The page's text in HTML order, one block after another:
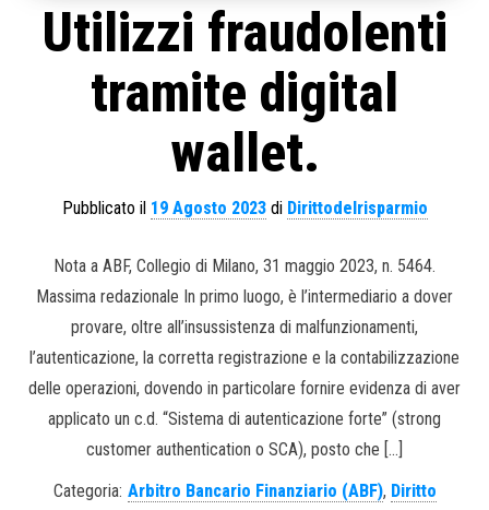
Utilizzi fraudolenti
tramite digital
wallet.
Pubblicato il 19 Agosto 2023di Dirittodelrisparmio
Nota a ABF, Collegio di Milano, 31 maggio 2023, n. 5464.
Massima redazionale In primo luogo, è l’intermediario a dover
provare, oltre all’insussistenza di malfunzionamenti,
l’autenticazione, la corretta registrazione e la contabilizzazione
delle operazioni, dovendo in particolare fornire evidenza di aver
applicato un c.d. “Sistema di autenticazione forte” (strong
customer authentication o SCA), posto che […]
Categoria: Arbitro Bancario Finanziario (ABF), Diritto